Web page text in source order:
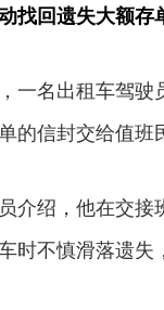
找回遗失大额存
一名出租车驾驶
的信封交给值班
介绍，他在交接
时不慎滑落遗失